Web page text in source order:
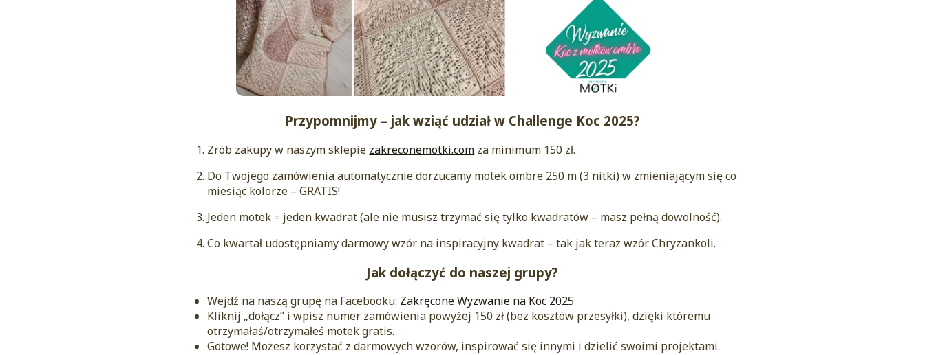
Przypomnijmy – jak wziąć udział w Challenge Koc 2025?
Zrób zakupy w naszym sklepie zakreconemotki.com za minimum 150 zł.
Do Twojego zamówienia automatycznie dorzucamy motek ombre 250 m (3 nitki) w zmieniającym się co
miesiąc kolorze – GRATIS!
Jeden motek = jeden kwadrat (ale nie musisz trzymać się tylko kwadratów – masz pełną dowolność).
Co kwartał udostępniamy darmowy wzór na inspiracyjny kwadrat – tak jak teraz wzór Chryzankoli.
Jak dołączyć do naszej grupy?
Wejdź na naszą grupę na Facebooku: Zakręcone Wyzwanie na Koc 2025
Kliknij „dołącz” i wpisz numer zamówienia powyżej 150 zł (bez kosztów przesyłki), dzięki któremu
otrzymałaś/otrzymałeś motek gratis.
Gotowe! Możesz korzystać z darmowych wzorów, inspirować się innymi i dzielić swoimi projektami.